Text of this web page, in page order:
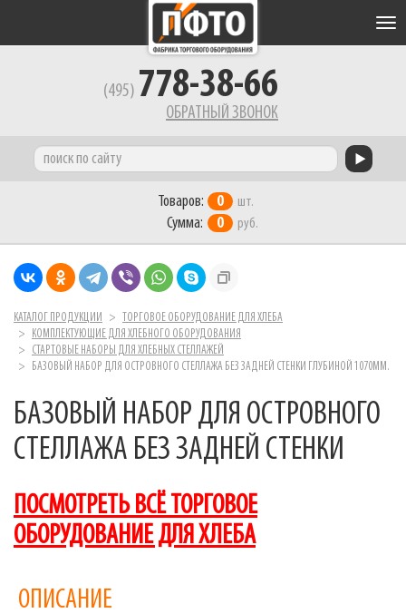
(495) 778-38-66
ОБРАТНЫЙ ЗВОНОК
Товаров: 0 шт.
Сумма: 0 руб.
КАТАЛОГ ПРОДУКЦИИ
ТОРГОВОЕ ОБОРУДОВАНИЕ ДЛЯ ХЛЕБА
КОМПЛЕКТУЮЩИЕ ДЛЯ ХЛЕБНОГО ОБОРУДОВАНИЯ
СТАРТОВЫЕ НАБОРЫ ДЛЯ ХЛЕБНЫХ СТЕЛЛАЖЕЙ
БАЗОВЫЙ НАБОР ДЛЯ ОСТРОВНОГО СТЕЛЛАЖА БЕЗ ЗАДНЕЙ СТЕНКИ ГЛУБИНОЙ 1070ММ.
БАЗОВЫЙ НАБОР ДЛЯ ОСТРОВНОГО
СТЕЛЛАЖА БЕЗ ЗАДНЕЙ СТЕНКИ
ПОСМОТРЕТЬ ВСЁ ТОРГОВОЕ
ОБОРУДОВАНИЕ ДЛЯ ХЛЕБА
ОПИСАНИЕ